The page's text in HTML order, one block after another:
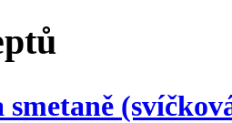
smetaně